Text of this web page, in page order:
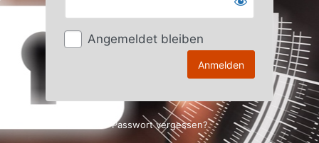
Angemeldet bleiben
Passwort vergessen?